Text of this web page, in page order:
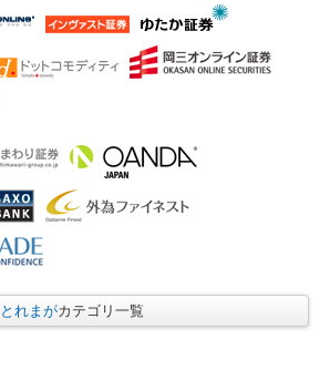
とれまがカテゴリ一覧